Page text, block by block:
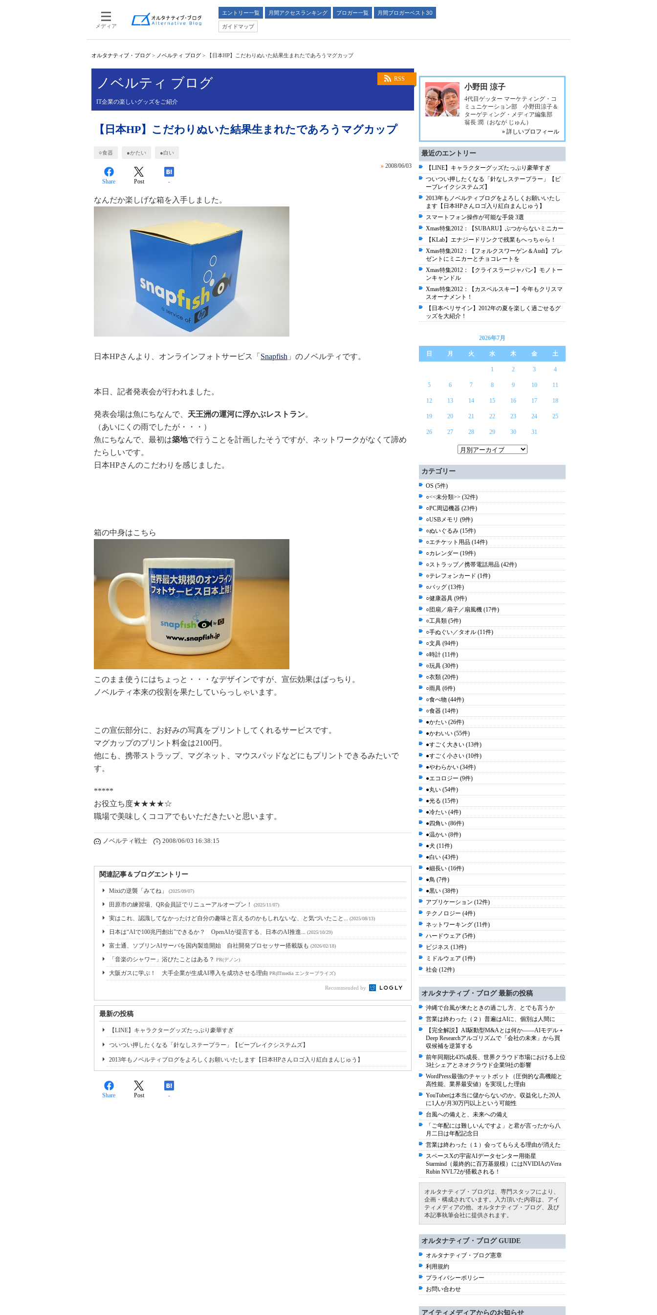
メディア
エントリー一覧 月間アクセスランキング ブロガー一覧
月間ブロガーベスト30
ガイドマップ
オルタナティブ・ブログ > ノベルティ ブログ > 【日本HP】こだわりぬいた結果生まれたであろうマグカップ
RSS
ノベルティ ブログ
IT企業の楽しいグッズをご紹介
【日本HP】こだわりぬいた結果生まれたであろうマグカップ
○食器 ●かたい ●白い
» 2008/06/03
Share Post -
なんだか楽しげな箱を入手しました。
日本HPさんより、オンラインフォトサービス「 Snapfish 」のノベルティです。
本日、記者発表会が行われました。
発表会場は魚にちなんで、 天王洲の運河に浮かぶレストラン。
（あいにくの雨でしたが・・・）
魚にちなんで、最初は築地で行うことを計画したそうですが、ネットワークがなくて諦め
たらしいです。
日本HPさんのこだわりを感じました。
箱の中身はこちら
このまま使うにはちょっと・・・なデザインですが、宣伝効果はばっちり。
ノベルティ本来の役割を果たしていらっしゃいます。
この宣伝部分に、お好みの写真をプリントしてくれるサービスです。
マグカップのプリント料金は2100円。
他にも、携帯ストラップ、マグネット、マウスパッドなどにもプリントできるみたいで
す。
*****
お役立ち度★★★★☆
職場で美味しくココアでもいただきたいと思います。
ノベルティ戦士 2008/06/03 16:38:15
関連記事＆ブログエントリー
Mixiの逆襲「みてね」 (2025/09/07)
田原市の練習場、QR会員証でリニューアルオープン！ (2025/11/07)
実はこれ、認識してなかったけど自分の趣味と言えるのかもしれないな、と気づいたこと... (2025/08/13)
日本は“AIで100兆円創出”できるか？ OpenAIが提言する、日本のAI推進... (2025/10/29)
富士通、ソブリンAIサーバを国内製造開始 自社開発プロセッサー搭載版も (2026/02/18)
「音楽のシャワー」浴びたことはある？ PR(デノン)
大阪ガスに学ぶ！ 大手企業が生成AI導入を成功させる理由 PR(ITmedia エンタープライズ)
Recommended by
最新の投稿
【LINE】キャラクターグッズたっぷり豪華すぎ
ついつい押したくなる「針なしステープラー」【ビーブレイクシステムズ】
2013年もノベルティブログをよろしくお願いいたします【日本HPさんロゴ入り紅白まんじゅう】
Share Post -
小野田 涼子
4代目ゲッター マーケティング・コ
ミュニケーション部 小野田涼子＆
ターゲティング・メディア編集部
翁長 潤（おなが じゅん）
» 詳しいプロフィール
最近のエントリー
【LINE】キャラクターグッズたっぷり豪華すぎ
ついつい押したくなる「針なしステープラー」【ビ
ーブレイクシステムズ】
2013年もノベルティブログをよろしくお願いいたし
ます【日本HPさんロゴ入り紅白まんじゅう】
スマートフォン操作が可能な手袋 3選
Xmas特集2012：【SUBARU】ぶつからないミニカー
【KLab】エナジードリンクで残業もへっちゃら！
Xmas特集2012：【フォルクスワーゲン＆Audi】プレ
ゼントにミニカーとチョコレートを
Xmas特集2012：【クライスラージャパン】モノトー
ンキャンドル
Xmas特集2012：【カスペルスキー】今年もクリスマ
スオーナメント！
【日本ベリサイン】2012年の夏を楽しく過ごせるグ
ッズを大紹介！
2026年7月
日 月 火 水 木 金 土
1 2 3 4
5 6 7 8 9 10 11
12 13 14 15 16 17 18
19 20 21 22 23 24 25
26 27 28 29 30 31
カテゴリー
OS (5件)
○<<未分類>> (32件)
○PC周辺機器 (23件)
○USBメモリ (9件)
○ぬいぐるみ (15件)
○エチケット用品 (14件)
○カレンダー (19件)
○ストラップ／携帯電話用品 (42件)
○テレフォンカード (1件)
○バッグ (13件)
○健康器具 (9件)
○団扇／扇子／扇風機 (17件)
○工具類 (5件)
○手ぬぐい／タオル (11件)
○文具 (94件)
○時計 (11件)
○玩具 (30件)
○衣類 (20件)
○雨具 (6件)
○食べ物 (44件)
○食器 (14件)
●かたい (26件)
●かわいい (55件)
●すごく大きい (13件)
●すごく小さい (10件)
●やわらかい (34件)
●エコロジー (9件)
●丸い (54件)
●光る (15件)
●冷たい (4件)
●四角い (86件)
●温かい (8件)
●犬 (11件)
●白い (43件)
●細長い (16件)
●鳥 (7件)
●黒い (38件)
アプリケーション (12件)
テクノロジー (4件)
ネットワーキング (11件)
ハードウェア (5件)
ビジネス (13件)
ミドルウェア (1件)
社会 (12件)
オルタナティブ・ブログ 最新の投稿
沖縄で台風が来たときの過ごし方、とでも言うか
営業は終わった（２）普遍はAIに、個別は人間に
【完全解説】AI駆動型M&Aとは何か――AIモデル＋
Deep Researchアルゴリズムで「会社の未来」から買
収候補を逆算する
前年同期比43%成長、世界クラウド市場における上位
3社シェアとネオクラウド企業9社の影響
WordPress最強のチャットボット（圧倒的な高機能と
高性能、業界最安値）を実現した理由
YouTuberは本当に儲からないのか。収益化した20人
に1人が月30万円以上という可能性
台風への備えと、未来への備え
「ご年配には難しいんですよ」と君が言ったから八
月二日は年配記念日
営業は終わった（１）会ってもらえる理由が消えた
スペースXの宇宙AIデータセンター用衛星
Starmind（最終的に百万基規模）にはNVIDIAのVera
Rubin NVL72が搭載される！
オルタナティブ・ブログは、専門スタッフにより、
企画・構成されています。入力頂いた内容は、アイ
ティメディアの他、オルタナティブ・ブログ、及び
本記事執筆会社に提供されます。
オルタナティブ・ブログ GUIDE
オルタナティブ・ブログ憲章
利用規約
プライバシーポリシー
お問い合わせ
アイティメディアからのお知らせ